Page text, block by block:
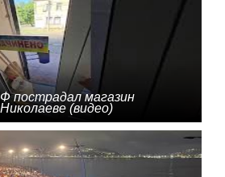
пострадал магазин
(видео)